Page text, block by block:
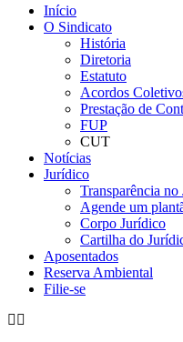
Início
O Sindicato
História
Diretoria
Estatuto
Acordos
Prestação de
FUP
CUT
Notícias
Jurídico
Transparência
Agende um
Corpo Jurídico
Cartilha do
Aposentados
Reserva Ambiental
Filie-se